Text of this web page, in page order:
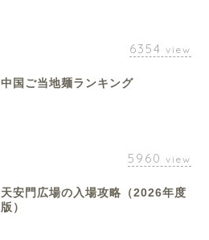
6354 view
中国ご当地麺ランキング
5960 view
天安門広場の入場攻略（2026年度
版）